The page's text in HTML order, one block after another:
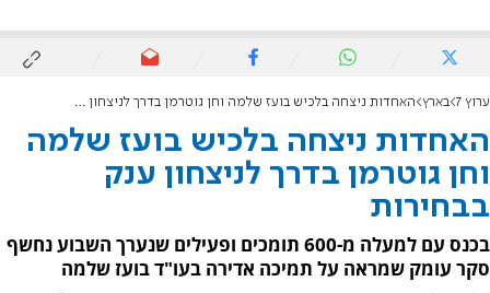
ערוץ 7 בארץ האחדות ניצחה בלכיש בועז שלמה וחן גוטרמן בדרך לניצחון ענק בבחירות
האחדות ניצחה בלכיש בועז שלמה
וחן גוטרמן בדרך לניצחון ענק
בבחירות
בכנס עם למעלה מ-600 תומכים ופעילים שנערך השבוע נחשף
סקר עומק שמראה על תמיכה אדירה בעו"ד בועז שלמה